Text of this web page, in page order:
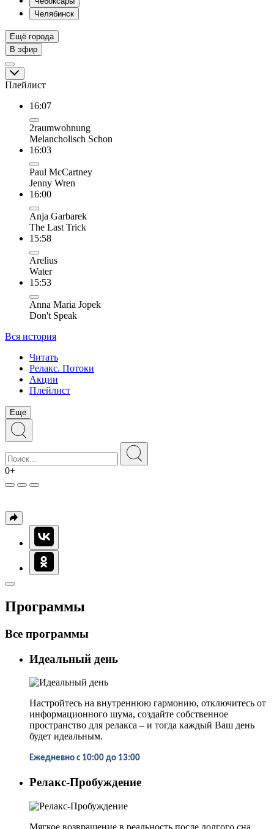
Челябинск
Ещё города
В эфир
Плейлист
16:07
2raumwohnung
Melancholisch Schon
16:03
Paul McCartney
Jenny Wren
16:00
Anja Garbarek
The Last Trick
15:58
Arelius
Water
15:53
Anna Maria Jopek
Don't Speak
Вся история
Читать
Релакс. Потоки
Акции
Плейлист
Еще
0+
Программы
Все программы
Идеальный день
Настройтесь на внутреннюю гармонию, отключитесь от
информационного шума, создайте собственное
пространство для релакса – и тогда каждый Ваш день
будет идеальным.
Ежедневно с 10:00 до 13:00
Релакс-Пробуждение
Мягкое возвращение в реальность после долгого сна